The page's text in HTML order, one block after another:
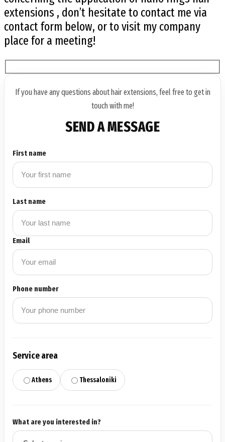
extensions , don’t hesitate to contact me via
contact form below, or to visit my company
place for a meeting!
If you have any questions about hair extensions, feel free to get in
touch with me!
SEND A MESSAGE
First name
Last name
Email
Phone number
Service area
Athens Thessaloniki
What are you interested in?